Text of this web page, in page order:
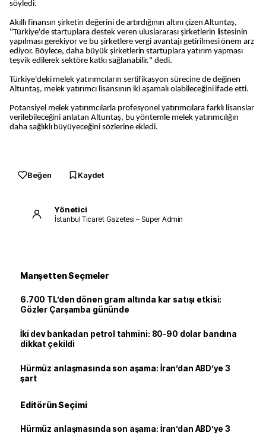
söyledi.
Akıllı finansın şirketin değerini de artırdığının altını çizen Altuntaş,
"Türkiye'de startuplara destek veren uluslararası şirketlerin listesinin
yapılması gerekiyor ve bu şirketlere vergi avantajı getirilmesi önem arz
ediyor. Böylece, daha büyük şirketlerin startuplara yatırım yapması
teşvik edilerek sektöre katkı sağlanabilir." dedi.
Türkiye'deki melek yatırımcıların sertifikasyon sürecine de değinen
Altuntaş, melek yatırımcı lisansının iki aşamalı olabileceğini ifade etti.
Potansiyel melek yatırımcılarla profesyonel yatırımcılara farklı lisanslar
verilebileceğini anlatan Altuntaş, bu yöntemle melek yatırımcılığın
daha sağlıklı büyüyeceğini sözlerine ekledi.
Beğen Kaydet
Yönetici
İstanbul Ticaret Gazetesi – Süper Admin
Manşetten Seçmeler
6.700 TL’den dönen gram altında kar satışı etkisi:
Gözler Çarşamba gününde
İki dev bankadan petrol tahmini: 80-90 dolar bandına
dikkat çekildi
Hürmüz anlaşmasında son aşama: İran’dan ABD’ye 3
şart
Editörün Seçimi
Hürmüz anlaşmasında son aşama: İran’dan ABD’ye 3